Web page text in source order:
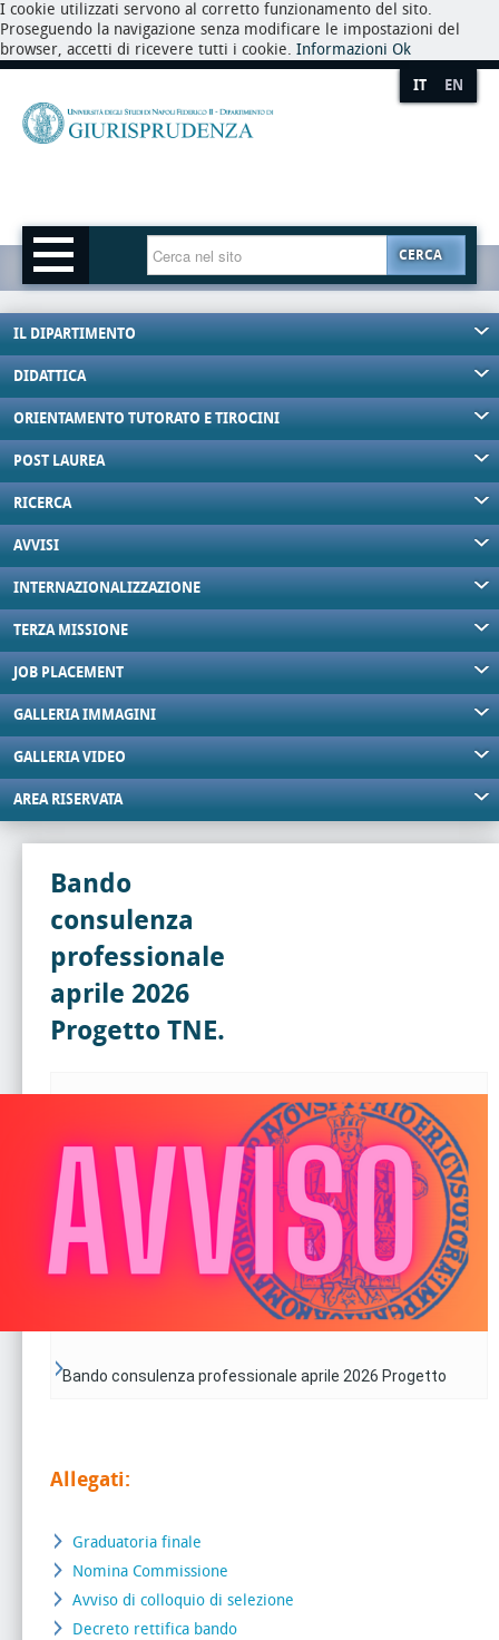
I cookie utilizzati servono al corretto funzionamento del sito.
Proseguendo la navigazione senza modificare le impostazioni del
browser, accetti di ricevere tutti i cookie. Informazioni Ok
IT EN
CERCA
IL DIPARTIMENTO
DIDATTICA
ORIENTAMENTO TUTORATO E TIROCINI
POST LAUREA
RICERCA
AVVISI
INTERNAZIONALIZZAZIONE
TERZA MISSIONE
JOB PLACEMENT
GALLERIA IMMAGINI
GALLERIA VIDEO
AREA RISERVATA
Bando
consulenza
professionale
aprile 2026
Progetto TNE.
Bando consulenza professionale aprile 2026 Progetto
Allegati:
Graduatoria finale
Nomina Commissione
Avviso di colloquio di selezione
Decreto rettifica bando